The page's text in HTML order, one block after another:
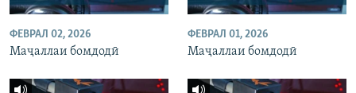
ФЕВРАЛ 02, 2026
Маҷаллаи бомдодӣ
ФЕВРАЛ 01, 2026
Маҷаллаи бомдодӣ